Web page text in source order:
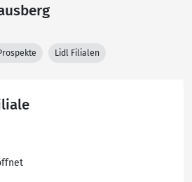
Lidl Filialen